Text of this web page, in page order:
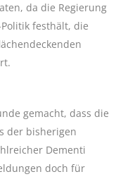
da die Regierung
festhält, die
gemacht, dass die
der bisherigen
Dementi
doch für